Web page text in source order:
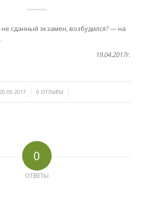
сданный экзамен, возбудился? — на
19.04.2017г.
20.05.2017
/ 0 ОТЗЫВЫ
/
0
ОТВЕТЫ